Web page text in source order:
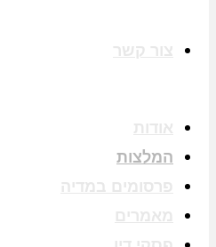
המלצות